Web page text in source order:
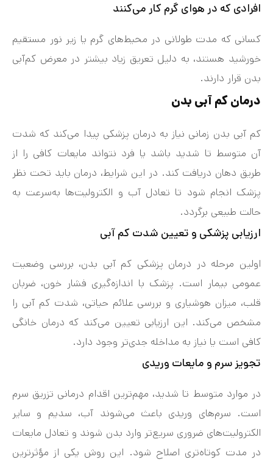
افرادی که در هوای گرم کار می‌کنند
کسانی که مدت طولانی در محیط‌های گرم یا زیر نور مستقیم
خورشید هستند، به دلیل تعریق زیاد بیشتر در معرض کم‌آبی
بدن قرار دارند.
درمان کم‌ آبی بدن
کم‌ آبی بدن زمانی نیاز به درمان پزشکی پیدا می‌کند که شدت
آن متوسط تا شدید باشد یا فرد نتواند مایعات کافی را از
طریق دهان دریافت کند. در این شرایط، درمان باید تحت نظر
پزشک انجام شود تا تعادل آب و الکترولیت‌ها به‌سرعت به
حالت طبیعی برگردد.
ارزیابی پزشکی و تعیین شدت کم‌ آبی
اولین مرحله در درمان پزشکی کم‌ آبی بدن، بررسی وضعیت
عمومی بیمار است. پزشک با اندازه‌گیری فشار خون، ضربان
قلب، میزان هوشیاری و بررسی علائم حیاتی، شدت کم‌ آبی را
مشخص می‌کند. این ارزیابی تعیین می‌کند که درمان خانگی
کافی است یا نیاز به مداخله جدی‌تر وجود دارد.
تجویز سرم و مایعات وریدی
در موارد متوسط تا شدید، مهم‌ترین اقدام درمانی تزریق سرم
است. سرم‌های وریدی باعث می‌شوند آب، سدیم و سایر
الکترولیت‌های ضروری سریع‌تر وارد بدن شوند و تعادل مایعات
در مدت کوتاه‌تری اصلاح شود. این روش یکی از مؤثرترین